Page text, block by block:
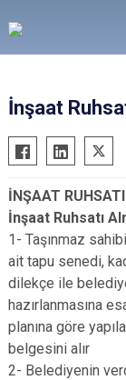
İnşaat
İNŞAAT
İnşaat Ruhsatı
1- Taşınmaz
ait tapu senedi,
dilekçe ile
hazırlanmasına
planına göre
belgesini alır
2- Belediyenin